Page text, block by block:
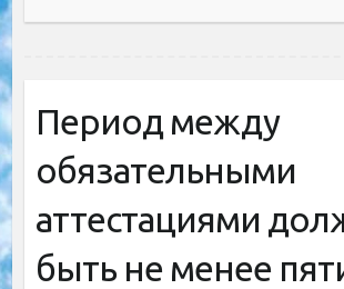
Период между
обязательными
аттестациями
быть не менее